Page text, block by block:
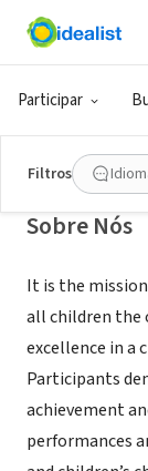
Participar
Filtros
ONG
Sobre Nós
It is the
all children the
excellence in a
Participants
achievement
performances